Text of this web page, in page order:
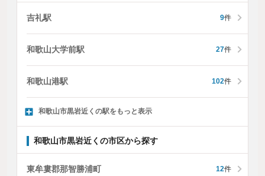
吉礼駅 9件
和歌山大学前駅 27件
和歌山港駅 102件
和歌山市黒岩近くの駅をもっと表示
和歌山市黒岩近くの市区から探す
東牟婁郡那智勝浦町 12件